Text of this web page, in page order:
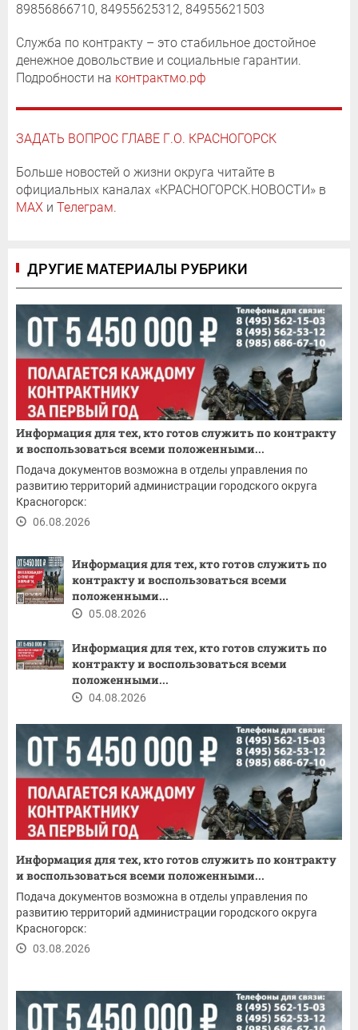
89856866710, 84955625312, 84955621503
Служба по контракту – это стабильное достойное
денежное довольствие и социальные гарантии.
Подробности на контрактмо.рф
ЗАДАТЬ ВОПРОС ГЛАВЕ Г.О. КРАСНОГОРСК
Больше новостей о жизни округа читайте в
официальных каналах «КРАСНОГОРСК.НОВОСТИ» в
MAX и Телеграм.
ДРУГИЕ МАТЕРИАЛЫ РУБРИКИ
Информация для тех, кто готов служить по контракту
и воспользоваться всеми положенными...
Подача документов возможна в отделы управления по
развитию территорий администрации городского округа
Красногорск:
06.08.2026
Информация для тех, кто готов служить по
контракту и воспользоваться всеми
положенными...
05.08.2026
Информация для тех, кто готов служить по
контракту и воспользоваться всеми
положенными...
04.08.2026
Информация для тех, кто готов служить по контракту
и воспользоваться всеми положенными...
Подача документов возможна в отделы управления по
развитию территорий администрации городского округа
Красногорск:
03.08.2026